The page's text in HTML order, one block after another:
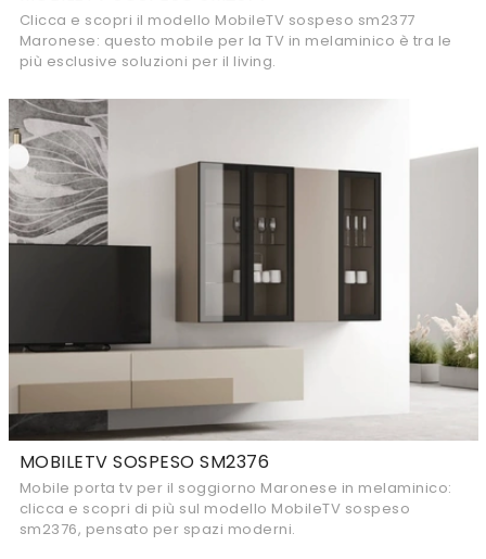
Clicca e scopri il modello MobileTV sospeso sm2377
Maronese: questo mobile per la TV in melaminico è tra le
più esclusive soluzioni per il living.
MOBILETV SOSPESO SM2376
Mobile porta tv per il soggiorno Maronese in melaminico:
clicca e scopri di più sul modello MobileTV sospeso
sm2376, pensato per spazi moderni.